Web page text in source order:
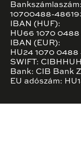
Bankszámlaszám:
10700488-
IBAN (HUF):
HU66 1070
IBAN (EUR):
HU24 1070
SWIFT:
Bank: CIB Bank
EU adószám: